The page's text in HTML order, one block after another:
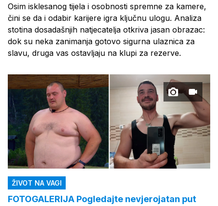
Osim isklesanog tijela i osobnosti spremne za kamere,
čini se da i odabir karijere igra ključnu ulogu. Analiza
stotina dosadašnjih natjecatelja otkriva jasan obrazac:
dok su neka zanimanja gotovo sigurna ulaznica za
slavu, druga vas ostavljaju na klupi za rezerve.
ŽIVOT NA VAGI
FOTOGALERIJA Pogledajte nevjerojatan put